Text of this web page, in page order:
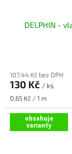
DELPHIN -
107,44 Kč bez DPH
130 Kč / ks
Měrná
cena:
0,65 Kč / 1 m
obsahuje
varianty